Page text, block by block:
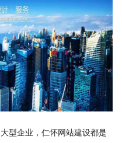
型企业，仁怀网站建设都是